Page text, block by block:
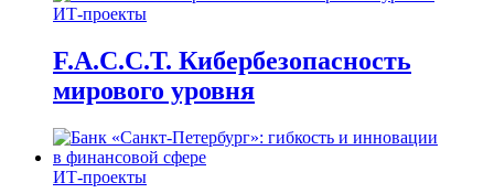
ИТ-проекты
F.A.C.C.T. Кибербезопасность
мирового уровня
ИТ-проекты